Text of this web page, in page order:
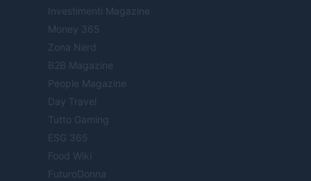
Investimenti Magazine
Money 365
Zona Nerd
B2B Magazine
People Magazine
Day Travel
Tutto Gaming
ESG 365
Food Wiki
FuturoDonna